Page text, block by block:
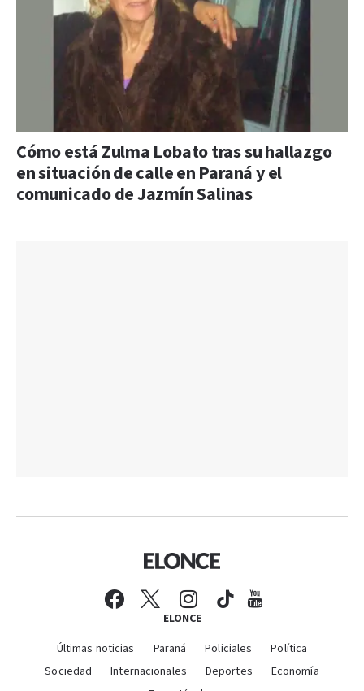
Cómo está Zulma Lobato tras su hallazgo
en situación de calle en Paraná y el
comunicado de Jazmín Salinas
ELONCE
Últimas noticias Paraná Policiales
Política
Sociedad
Internacionales Deportes
Economía